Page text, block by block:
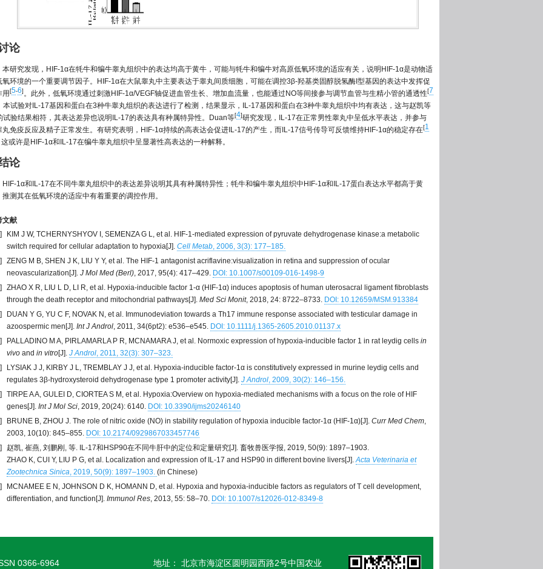
论
本研究发现，HIF-1α在牦牛和犏牛睾丸组织中的表达均高于黄牛，可能与牦牛和犏牛对高原低氧环境的适应有关，说明HIF-1α是动物适
氧环境的一个重要调节因子。HIF-1α在大鼠睾丸中主要表达于睾丸间质细胞，可能在调控3β-羟基类固醇脱氢酶I型基因的表达中发挥促
用[5-6]。此外，低氧环境通过刺激HIF-1α/VEGF轴促进血管生长、增加血流量，也能通过NO等间接参与调节血管与生精小管的通透性[7
本试验对IL-17基因和蛋白在3种牛睾丸组织的表达进行了检测，结果显示，IL-17基因和蛋白在3种牛睾丸组织中均有表达，这与赵凯等
试验结果相符，其表达差异也说明IL-17的表达具有种属特异性。Duan等[4]研究发现，IL-17在正常男性睾丸中呈低水平表达，并参与
丸免疫反应及精子正常发生。有研究表明，HIF-1α持续的高表达会促进IL-17的产生，而IL-17信号传导可反馈维持HIF-1α的稳定存在[1
或许是HIF-1α和IL-17在犏牛睾丸组织中呈显著性高表达的一种解释。
论
HIF-1α和IL-17在不同牛睾丸组织中的表达差异说明其具有种属特异性；牦牛和犏牛睾丸组织中HIF-1α和IL-17蛋白表达水平都高于黄
推测其在低氧环境的适应中有着重要的调控作用。
文献
KIM J W, TCHERNYSHYOV I, SEMENZA G L, et al. HIF-1-mediated expression of pyruvate dehydrogenase kinase:a metabolic
switch required for cellular adaptation to hypoxia[J]. Cell Metab, 2006, 3(3): 177–185.
ZENG M B, SHEN J K, LIU Y Y, et al. The HIF-1 antagonist acriflavine:visualization in retina and suppression of ocular
neovascularization[J]. J Mol Med (Berl), 2017, 95(4): 417–429. DOI: 10.1007/s00109-016-1498-9
ZHAO X R, LIU L D, LI R, et al. Hypoxia-inducible factor 1-α (HIF-1α) induces apoptosis of human uterosacral ligament fibroblasts
through the death receptor and mitochondrial pathways[J]. Med Sci Monit, 2018, 24: 8722–8733. DOI: 10.12659/MSM.913384
DUAN Y G, YU C F, NOVAK N, et al. Immunodeviation towards a Th17 immune response associated with testicular damage in
azoospermic men[J]. Int J Androl, 2011, 34(6pt2): e536–e545. DOI: 10.1111/j.1365-2605.2010.01137.x
PALLADINO M A, PIRLAMARLA P R, MCNAMARA J, et al. Normoxic expression of hypoxia-inducible factor 1 in rat leydig cells in
vivo and in vitro[J]. J Androl, 2011, 32(3): 307–323.
LYSIAK J J, KIRBY J L, TREMBLAY J J, et al. Hypoxia-inducible factor-1α is constitutively expressed in murine leydig cells and
regulates 3β-hydroxysteroid dehydrogenase type 1 promoter activity[J]. J Androl, 2009, 30(2): 146–156.
TIRPE A A, GULEI D, CIORTEA S M, et al. Hypoxia:Overview on hypoxia-mediated mechanisms with a focus on the role of HIF
genes[J]. Int J Mol Sci, 2019, 20(24): 6140. DOI: 10.3390/ijms20246140
BRUNE B, ZHOU J. The role of nitric oxide (NO) in stability regulation of hypoxia inducible factor-1α (HIF-1α)[J]. Curr Med Chem,
2003, 10(10): 845–855. DOI: 10.2174/0929867033457746
赵凯, 崔燕, 刘鹏刚, 等. IL-17和HSP90在不同牛肝中的定位和定量研究[J]. 畜牧兽医学报, 2019, 50(9): 1897–1903.
ZHAO K, CUI Y, LIU P G, et al. Localization and expression of IL-17 and HSP90 in different bovine livers[J].Acta Veterinaria et
Zootechnica Sinica, 2019, 50(9): 1897–1903. (in Chinese)
MCNAMEE E N, JOHNSON D K, HOMANN D, et al. Hypoxia and hypoxia-inducible factors as regulators of T cell development,
differentiation, and function[J]. Immunol Res, 2013, 55: 58–70. DOI: 10.1007/s12026-012-8349-8